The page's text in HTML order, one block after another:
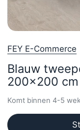
FEY E-Commerce
Blauw
200x200 cm
Komt binnen 4-5